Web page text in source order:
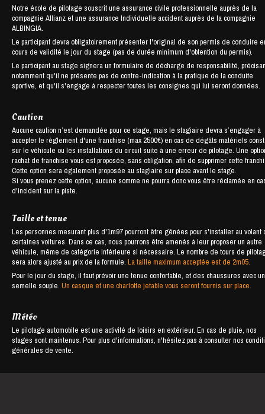
Notre école de pilotage souscrit une assurance civile professionnelle auprès de la
compagnie Allianz et une assurance Individuelle accident auprès de la compagnie
ALBINGIA.
Le participant devra obligatoirement présenter l'original de son permis de conduire
cours de validité le jour du stage (pas de durée minimum d'obtention du permis).
Le participant au stage signera un formulaire de décharge de responsabilité,
notamment qu'il ne présente pas de contre-indication à la pratique de la conduite
sportive, et qu'il s'engage à respecter toutes les consignes qui lui seront données.
Caution
Aucune caution n’est demandée pour ce stage, mais le stagiaire devra s’engager à
accepter le règlement d'une franchise (max 2500€) en cas de dégâts matériels
sur le véhicule ou les installations du circuit suite à une erreur de pilotage. Une
rachat de franchise vous est proposée, sans obligation, afin de supprimer cette
Cette option sera également proposée au stagiaire sur place avant le stage.
Si vous prenez cette option, aucune somme ne pourra donc vous être réclamée en
d'incident sur la piste.
Taille et tenue
Les personnes mesurant plus d'1m97 pourront être gênées pour s'installer au volant
certaines voitures. Dans ce cas, nous pourrons être amenés à leur proposer un autre
véhicule, même de catégorie inférieure si nécessaire. Le nombre de tours de
sera alors ajusté au prix de la formule.La taille maximum acceptée est de 2m05.
Pour le jour du stage, il faut prévoir une tenue confortable, et des chaussures avec
semelle souple.Un casque et une charlotte jetable vous seront fournis sur place.
Météo
Le pilotage automobile est une activité de loisirs en extérieur. En cas de pluie, nos
stages sont maintenus. Pour plus d'informations, n'hésitez pas à consulter nos
générales de vente.